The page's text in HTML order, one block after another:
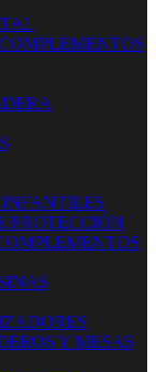
PROTECCIÓN
Y MESAS